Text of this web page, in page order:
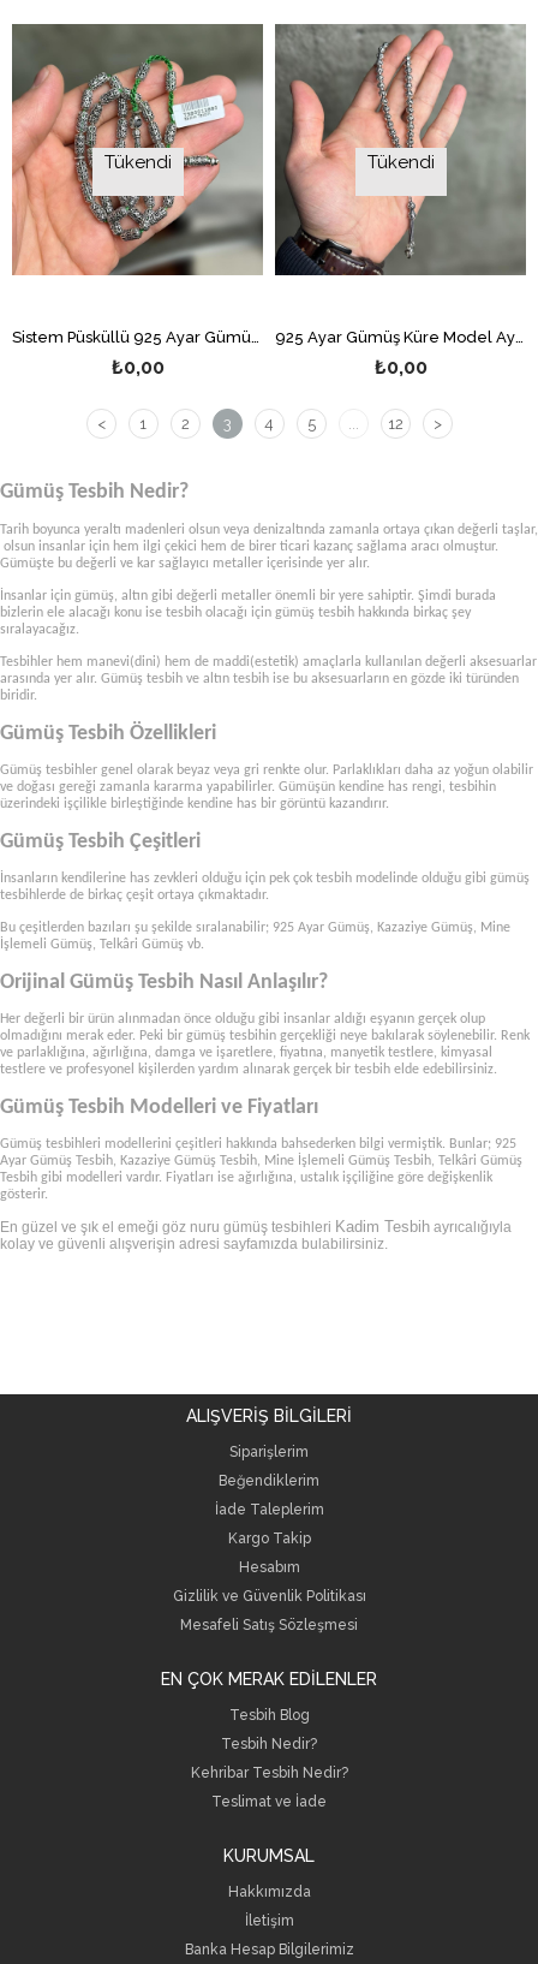
Tükendi
₺0,00
Tükendi
₺0,00
< 1 2 3 4 5 12 >
Gümüş Tesbih Nedir?
Tarih boyunca yeraltı madenleri olsun veya denizaltında zamanla ortaya çıkan değerli taşlar,
olsun insanlar için hem ilgi çekici hem de birer ticari kazanç sağlama aracı olmuştur.
Gümüşte bu değerli ve kar sağlayıcı metaller içerisinde yer alır.
İnsanlar için gümüş, altın gibi değerli metaller önemli bir yere sahiptir. Şimdi burada
bizlerin ele alacağı konu ise tesbih olacağı için gümüş tesbih hakkında birkaç şey
sıralayacağız.
Tesbihler hem manevi(dini) hem de maddi(estetik) amaçlarla kullanılan değerli aksesuarlar
arasında yer alır. Gümüş tesbih ve altın tesbih ise bu aksesuarların en gözde iki türünden
biridir.
Gümüş Tesbih Özellikleri
Gümüş tesbihler genel olarak beyaz veya gri renkte olur. Parlaklıkları daha az yoğun olabilir
ve doğası gereği zamanla kararma yapabilirler. Gümüşün kendine has rengi, tesbihin
üzerindeki işçilikle birleştiğinde kendine has bir görüntü kazandırır.
Gümüş Tesbih Çeşitleri
İnsanların kendilerine has zevkleri olduğu için pek çok tesbih modelinde olduğu gibi gümüş
tesbihlerde de birkaç çeşit ortaya çıkmaktadır.
Bu çeşitlerden bazıları şu şekilde sıralanabilir; 925 Ayar Gümüş, Kazaziye Gümüş, Mine
İşlemeli Gümüş, Telkâri Gümüş vb.
Orijinal Gümüş Tesbih Nasıl Anlaşılır?
Her değerli bir ürün alınmadan önce olduğu gibi insanlar aldığı eşyanın gerçek olup
olmadığını merak eder. Peki bir gümüş tesbihin gerçekliği neye bakılarak söylenebilir. Renk
ve parlaklığına, ağırlığına, damga ve işaretlere, fiyatına, manyetik testlere, kimyasal
testlere ve profesyonel kişilerden yardım alınarak gerçek bir tesbih elde edebilirsiniz.
Gümüş Tesbih Modelleri ve Fiyatları
Gümüş tesbihleri modellerini çeşitleri hakkında bahsederken bilgi vermiştik. Bunlar; 925
Ayar Gümüş Tesbih, Kazaziye Gümüş Tesbih, Mine İşlemeli Gümüş Tesbih, Telkâri Gümüş
Tesbih gibi modelleri vardır. Fiyatları ise ağırlığına, ustalık işçiliğine göre değişkenlik
gösterir.
En güzel ve şık el emeği göz nuru gümüş tesbihleri Kadim Tesbih ayrıcalığıyla
kolay ve güvenli alışverişin adresi sayfamızda bulabilirsiniz.
ALIŞVERİŞ BİLGİLERİ
Siparişlerim
Beğendiklerim
İade Taleplerim
Kargo Takip
Hesabım
Gizlilik ve Güvenlik Politikası
Mesafeli Satış Sözleşmesi
EN ÇOK MERAK EDİLENLER
Tesbih Blog
Tesbih Nedir?
Kehribar Tesbih Nedir?
Teslimat ve İade
KURUMSAL
Hakkımızda
İletişim
Banka Hesap Bilgilerimiz